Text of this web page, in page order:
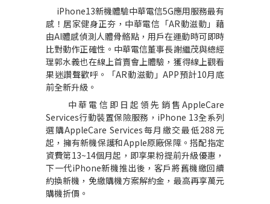
iPhone13新機體驗中華電信5G應用服務最有
感！居家健身正夯，中華電信「AR動滋動」藉
由AI體感偵測人體骨骼點，用戶在運動時可即時
比對動作正確性。中華電信董事長謝繼茂與總經
理郭水義也在線上首賣會上體驗，獲得線上觀看
果迷讚聲歡呼。「AR動滋動」APP預計10月底
前全新升級。
中華電信即日起領先銷售 AppleCare
Services行動裝置保險服務， iPhone 13全系列
選購AppleCare Services每月繳交最低288元
起，擁有新機保護和Apple原廠保障。搭配指定
資費第13~14個月起，即享果粉提前升級優惠，
下一代iPhone新機推出後，客戶將舊機繳回續
約換新機，免繳購機方案解約金，最高再享萬元
購機折價。